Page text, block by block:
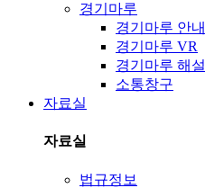
경기마루
경기마루 안내
경기마루 VR
경기마루 해설
소통창구
자료실
자료실
법규정보